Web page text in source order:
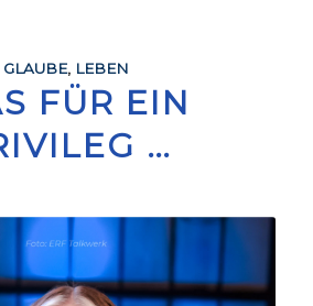
GLAUBE, LEBEN
FÜR EIN
…